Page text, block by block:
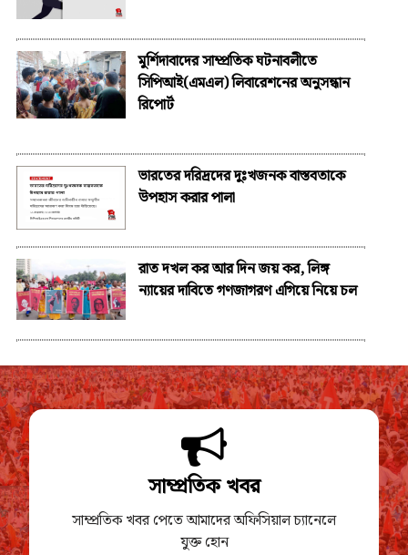
মুর্শিদাবাদের সাম্প্রতিক ঘটনাবলীতে
সিপিআই(এমএল) লিবারেশনের অনুসন্ধান
রিপোর্ট
ভারতের দরিদ্রদের দুঃখজনক বাস্তবতাকে
উপহাস করার পালা
রাত দখল কর আর দিন জয় কর, লিঙ্গ
ন্যায়ের দাবিতে গণজাগরণ এগিয়ে নিয়ে চল
সাম্প্রতিক খবর
সাম্প্রতিক খবর পেতে আমাদের অফিসিয়াল চ্যানেলে
যুক্ত হোন